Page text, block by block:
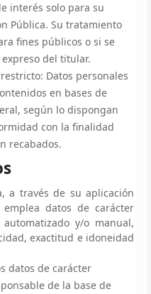
interés solo para su
Pública. Su tratamiento
fines públicos o si se
del titular.
Datos personales
en bases de
según lo dispongan
con la finalidad
recabados.
a través de su aplicación
datos de carácter
y/o manual,
exactitud e idoneidad
datos de carácter
de la base de